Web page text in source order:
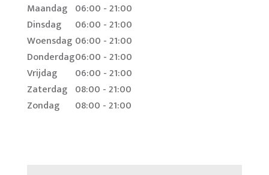
Maandag 06:00 - 21:00
Dinsdag
06:00 - 21:00
Woensdag 06:00 - 21:00
Donderdag06:00 - 21:00
Vrijdag
06:00 - 21:00
Zaterdag 08:00 - 21:00
Zondag
08:00 - 21:00